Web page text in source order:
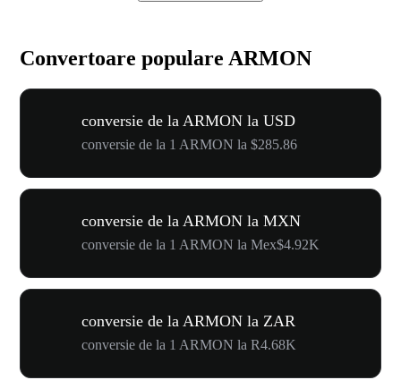
Convertoare populare ARMON
conversie de la ARMON la USD
conversie de la 1 ARMON la $285.86
conversie de la ARMON la MXN
conversie de la 1 ARMON la Mex$4.92K
conversie de la ARMON la ZAR
conversie de la 1 ARMON la R4.68K